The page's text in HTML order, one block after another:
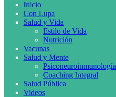
Inicio
Con Lupa
Salud y Vida
Estilo de Vida
Nutrición
Vacunas
Salud y Mente
Psiconeuroinmunología
Coaching Integral
Salud Pública
Videos